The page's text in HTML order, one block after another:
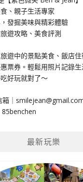
、親子生活專家
發掘美味與精彩體驗
遊攻略、美食評測
遊中的景點美食、飯店
票券。輕鬆用照片記錄
好玩就對了～
｜
最新玩樂